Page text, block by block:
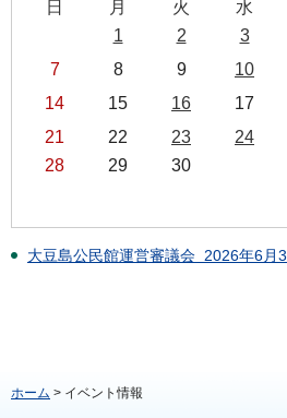
日
月 火 水
1
2 3
7
8 9 10
14
15 16 17
21
22 23 24
28
29 30
大豆島公民館運営審議会 2026年6月
ホーム > イベント情報